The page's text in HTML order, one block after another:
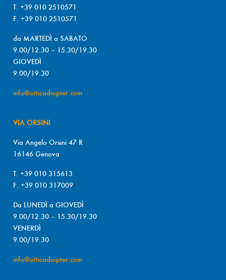
T. +39 010 2510571
F. +39 010 2510571
da MARTEDÌ a SABATO
9.00/12.30 – 15.30/19.30
GIOVEDÌ
9.00/19.30
info@otticadiopter.com
VIA ORSINI
Via Angelo Orsini 47 R
16146 Genova
T. +39 010 315613
F. +39 010 317009
Da LUNEDÌ a GIOVEDÌ
9.00/12.30 – 15.30/19.30
VENERDÌ
9.00/19.30
info@otticadiopter.com